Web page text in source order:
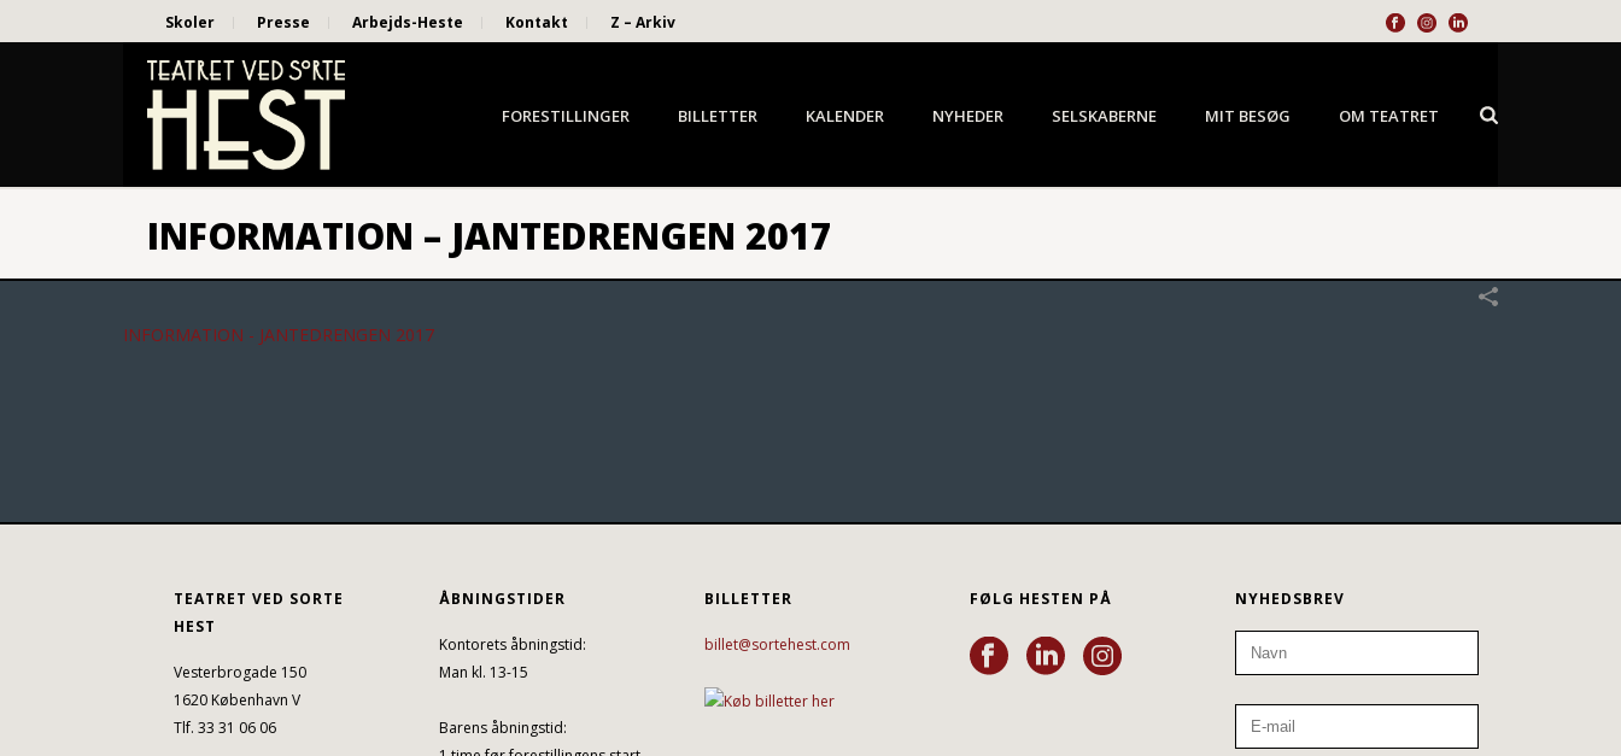
Skoler Presse Arbejds-Heste Kontakt Z – Arkiv
FORESTILLINGER BILLETTER KALENDER NYHEDER SELSKABERNE MIT BESØG OM TEATRET
INFORMATION – JANTEDRENGEN 2017
INFORMATION - JANTEDRENGEN 2017
TEATRET VED SORTE
HEST
Vesterbrogade 150
1620 København V
Tlf. 33 31 06 06
ÅBNINGSTIDER
Kontorets åbningstid:
Man kl. 13-15
Barens åbningstid:
BILLETTER
billet@sortehest.com
FØLG HESTEN PÅ NYHEDSBREV